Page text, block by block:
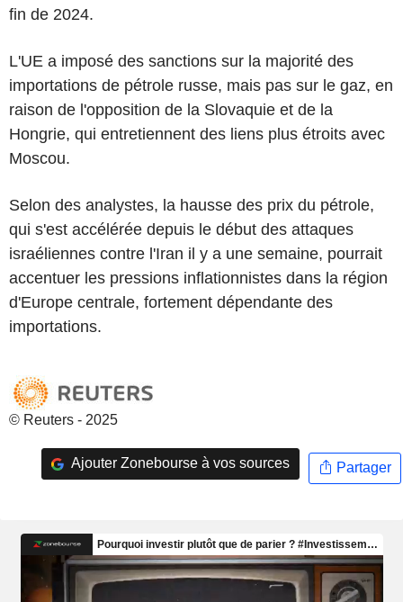
fin de 2024.
L'UE a imposé des sanctions sur la majorité des
importations de pétrole russe, mais pas sur le gaz, en
raison de l'opposition de la Slovaquie et de la
Hongrie, qui entretiennent des liens plus étroits avec
Moscou.
Selon des analystes, la hausse des prix du pétrole,
qui s'est accélérée depuis le début des attaques
israéliennes contre l'Iran il y a une semaine, pourrait
accentuer les pressions inflationnistes dans la région
d'Europe centrale, fortement dépendante des
importations.
© Reuters - 2025
Ajouter Zonebourse à vos sources Partager